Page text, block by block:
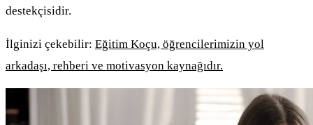
destekçisidir.
İlginizi çekebilir: Eğitim Koçu, öğrencilerimizin yol
arkadaşı, rehberi ve motivasyon kaynağıdır.